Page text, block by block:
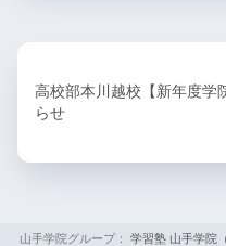
高校部本川越校【新年度学
らせ
山手学院グループ： 学習塾 山手学院